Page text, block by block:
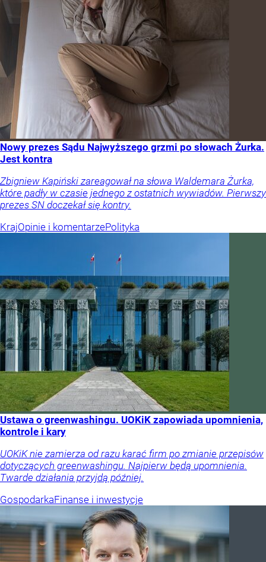
Nowy prezes Sądu Najwyższego grzmi po słowach Żurka.
Jest kontra
Zbigniew Kapiński zareagował na słowa Waldemara Żurka,
które padły w czasie jednego z ostatnich wywiadów. Pierwszy
prezes SN doczekał się kontry.
KrajOpinie i komentarzePolityka
Ustawa o greenwashingu. UOKiK zapowiada upomnienia,
kontrole i kary
UOKiK nie zamierza od razu karać firm po zmianie przepisów
dotyczących greenwashingu. Najpierw będą upomnienia.
Twarde działania przyjdą później.
GospodarkaFinanse i inwestycje